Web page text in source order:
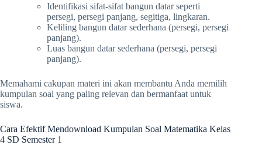
Identifikasi sifat-sifat bangun datar seperti
persegi, persegi panjang, segitiga, lingkaran.
Keliling bangun datar sederhana (persegi, persegi
panjang).
Luas bangun datar sederhana (persegi, persegi
panjang).
Memahami cakupan materi ini akan membantu Anda memilih
kumpulan soal yang paling relevan dan bermanfaat untuk
siswa.
Cara Efektif Mendownload Kumpulan Soal Matematika Kelas
4 SD Semester 1